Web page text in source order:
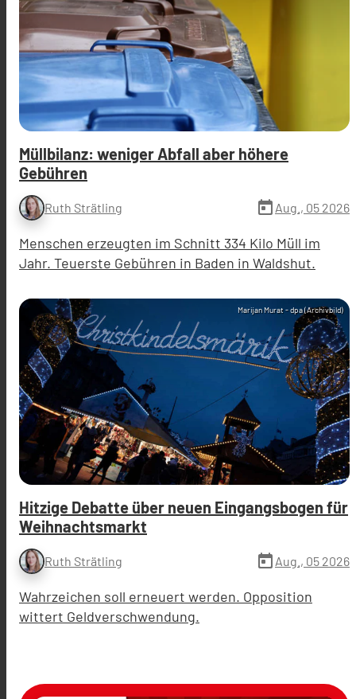
Müllbilanz: weniger Abfall aber höhere
Gebühren
Ruth Strätling today Aug., 05 2026
Menschen erzeugten im Schnitt 334 Kilo Müll im
Jahr. Teuerste Gebühren in Baden in Waldshut.
Marijan Murat - dpa (Archivbild)
Hitzige Debatte über neuen Eingangsbogen für
Weihnachtsmarkt
Ruth Strätling today Aug., 05 2026
Wahrzeichen soll erneuert werden. Opposition
wittert Geldverschwendung.